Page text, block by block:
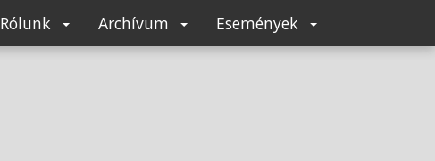
Rólunk Archívum Események